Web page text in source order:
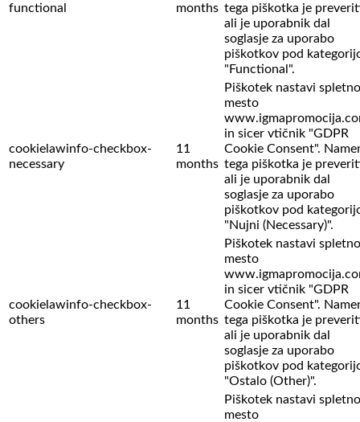
functional
months tega piškotka je
ali je uporabnik dal
soglasje za uporabo
piškotkov pod
"Functional".
cookielawinfo-checkbox-
necessary
11
months
Piškotek nastavi spletno
mesto
in sicer vtičnik "GDPR
Cookie Consent".
tega piškotka je
ali je uporabnik dal
soglasje za uporabo
piškotkov pod
"Nujni (Necessary)".
cookielawinfo-checkbox-
others
11
months
Piškotek nastavi spletno
mesto
in sicer vtičnik "GDPR
Cookie Consent".
tega piškotka je
ali je uporabnik dal
soglasje za uporabo
piškotkov pod
"Ostalo (Other)".
Piškotek nastavi spletno
mesto